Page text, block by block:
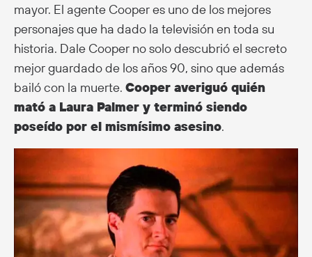
mayor. El agente Cooper es uno de los mejores
personajes que ha dado la televisión en toda su
historia. Dale Cooper no solo descubrió el secreto
mejor guardado de los años 90, sino que además
bailó con la muerte. Cooper averiguó quién
mató a Laura Palmer y terminó siendo
poseído por el mismísimo asesino.